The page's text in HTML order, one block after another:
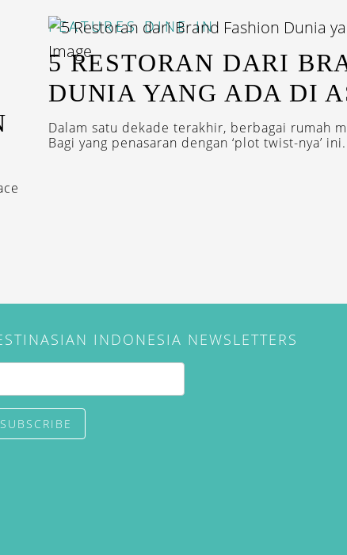
FEATURES DINE IN
5 RESTORAN DARI
DUNIA YANG ADA DI
Dalam satu dekade terakhir, berbagai rumah
Bagi yang penasaran dengan ‘plot twist-nya’
INDONESIA NEWSLETTERS
SUBSCRIBE